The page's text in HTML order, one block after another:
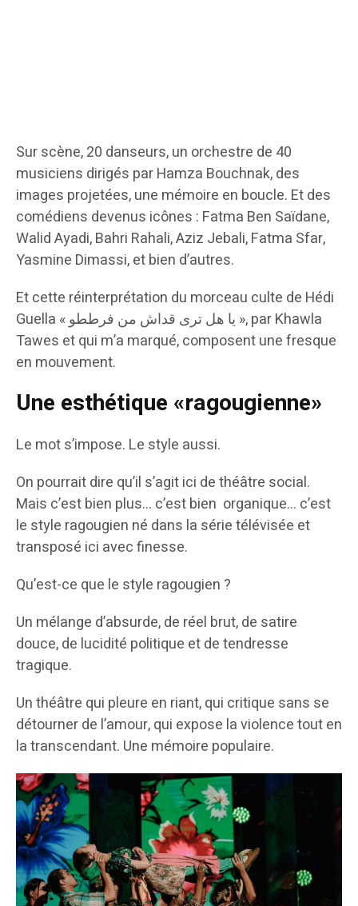
Sur scène, 20 danseurs, un orchestre de 40
musiciens dirigés par Hamza Bouchnak, des
images projetées, une mémoire en boucle. Et des
comédiens devenus icônes : Fatma Ben Saïdane,
Walid Ayadi, Bahri Rahali, Aziz Jebali, Fatma Sfar,
Yasmine Dimassi, et bien d’autres.
Et cette réinterprétation du morceau culte de Hédi
Guella « يا هل ترى قداش من فرططو », par Khawla
Tawes et qui m’a marqué, composent une fresque
en mouvement.
Une esthétique «ragougienne»
Le mot s’impose. Le style aussi.
On pourrait dire qu’il s’agit ici de théâtre social.
Mais c’est bien plus… c’est bien organique… c’est
le style ragougien né dans la série télévisée et
transposé ici avec finesse.
Qu’est-ce que le style ragougien ?
Un mélange d’absurde, de réel brut, de satire
douce, de lucidité politique et de tendresse
tragique.
Un théâtre qui pleure en riant, qui critique sans se
détourner de l’amour, qui expose la violence tout en
la transcendant. Une mémoire populaire.